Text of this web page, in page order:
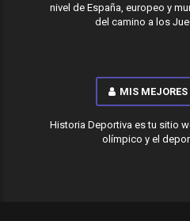
nivel de España, europeo y
del camino a los
MIS
Historia Deportiva es tu sitio
olímpico y el